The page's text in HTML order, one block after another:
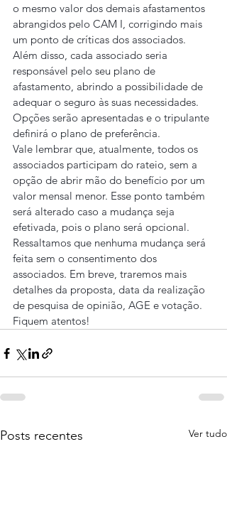
o mesmo valor dos demais afastamentos
abrangidos pelo CAM I, corrigindo mais
um ponto de críticas dos associados.
Além disso, cada associado seria
responsável pelo seu plano de
afastamento, abrindo a possibilidade de
adequar o seguro às suas necessidades.
Opções serão apresentadas e o tripulante
definirá o plano de preferência.
Vale lembrar que, atualmente, todos os
associados participam do rateio, sem a
opção de abrir mão do benefício por um
valor mensal menor. Esse ponto também
será alterado caso a mudança seja
efetivada, pois o plano será opcional.
Ressaltamos que nenhuma mudança será
feita sem o consentimento dos
associados. Em breve, traremos mais
detalhes da proposta, data da realização
de pesquisa de opinião, AGE e votação.
Fiquem atentos!
Posts recentes Ver tudo